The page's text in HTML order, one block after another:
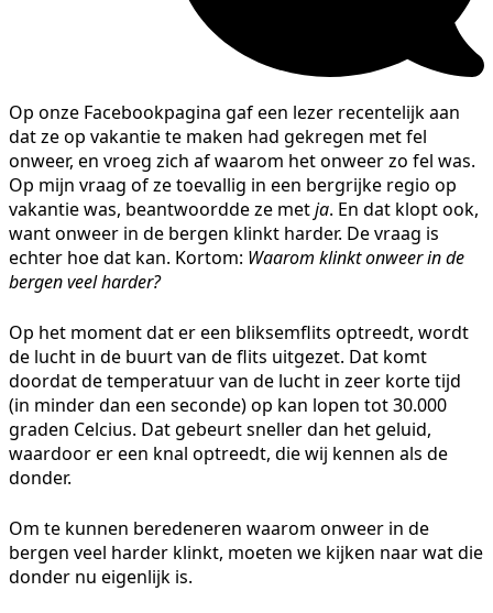
Op onze Facebookpagina gaf een lezer recentelijk aan
dat ze op vakantie te maken had gekregen met fel
onweer, en vroeg zich af waarom het onweer zo fel was.
Op mijn vraag of ze toevallig in een bergrijke regio op
vakantie was, beantwoordde ze metja. En dat klopt ook,
want onweer in de bergen klinkt harder. De vraag is
echter hoe dat kan. Kortom: Waarom klinkt onweer in de
bergen veel harder?
Op het moment dat er een bliksemflits optreedt, wordt
de lucht in de buurt van de flits uitgezet. Dat komt
doordat de temperatuur van de lucht in zeer korte tijd
(in minder dan een seconde) op kan lopen tot 30.000
graden Celcius. Dat gebeurt sneller dan het geluid,
waardoor er een knal optreedt, die wij kennen als de
donder.
Om te kunnen beredeneren waarom onweer in de
bergen veel harder klinkt, moeten we kijken naar wat die
donder nu eigenlijk is.